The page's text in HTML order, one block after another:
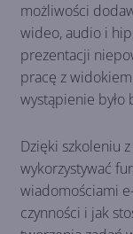
możliwości
wideo, audio i
prezentacji
pracę z
wystąpienie było
Dzięki szkoleniu
wykorzystywać
wiadomościami
czynności i jak